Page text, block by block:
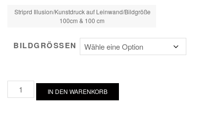
Striprd Illusion/Kunstdruck auf Leinwand/Bildgröße
100cm & 100 cm
BILDGRÖSSEN
Striprd
Illusion
IN DEN WARENKORB